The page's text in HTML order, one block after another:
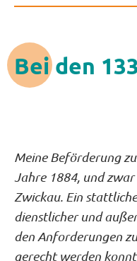
Bei den
Meine Beförderung
Jahre 1884, und
Zwickau. Ein
dienstlicher und
den Anforderungen
gerecht werden